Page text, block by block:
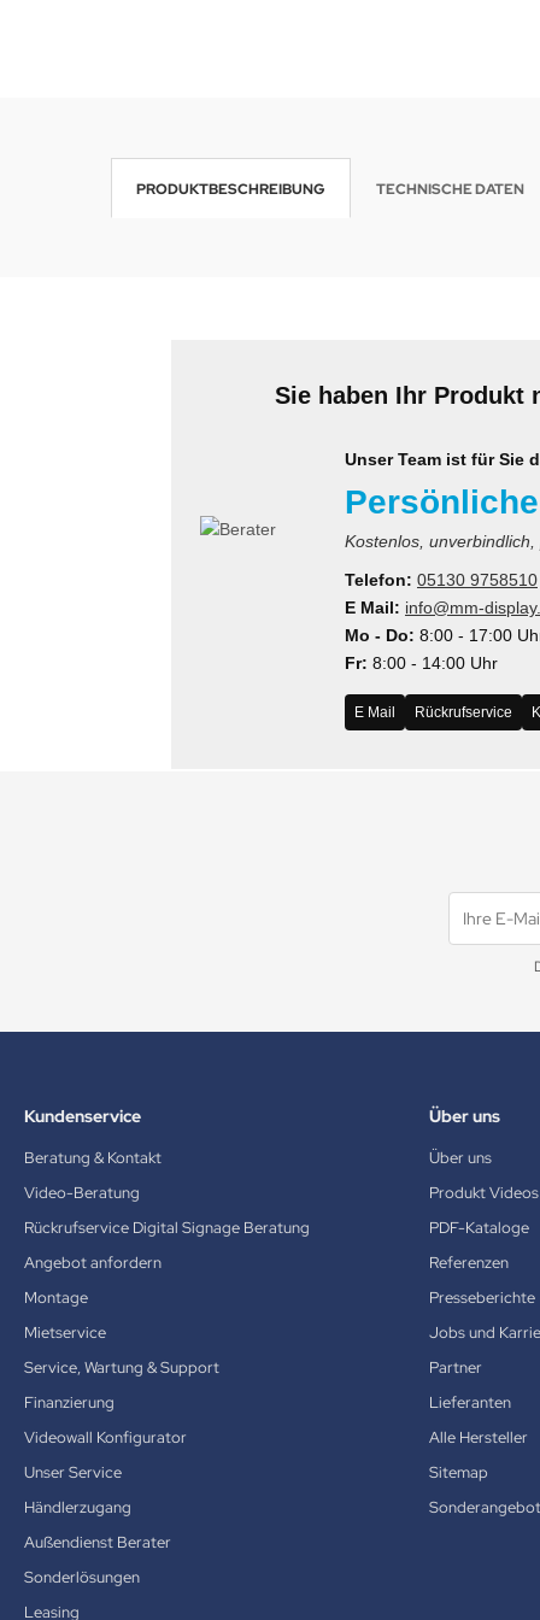
PRODUKTBESCHREIBUNG TECHNISCHE DATEN
Sie haben Ihr Produkt
Unser Team ist für Sie
Kostenlos,
Telefon: 05130 9758510
E Mail: info@mm-
Mo - Do: 8:00 - 17:00
Fr: 8:00 - 14:00 Uhr
E Mail Rückrufservice
Kundenservice
Beratung & Kontakt
Video-Beratung
Rückrufservice Digital Signage Beratung
Angebot anfordern
Montage
Mietservice
Service, Wartung & Support
Finanzierung
Videowall Konfigurator
Unser Service
Händlerzugang
Außendienst Berater
Sonderlösungen
Leasing
Über uns
Über uns
Produkt Videos
PDF-Kataloge
Referenzen
Presseberichte
Jobs und
Partner
Lieferanten
Alle Hersteller
Sitemap